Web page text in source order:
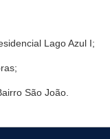
Lago Azul I;
São João.